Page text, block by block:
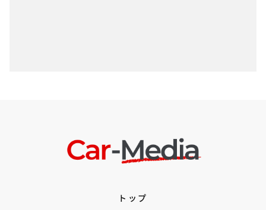
トップ